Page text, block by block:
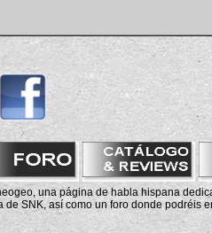
una página de habla hispana
de SNK, así como un foro donde podréis